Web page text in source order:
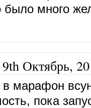
было много
9th Октябрь,
марафон
пока